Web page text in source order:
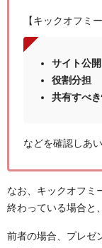
【キックオフミ
サイト公
役割分担
共有すべ
などを確認しあ
なお、キックオフミ
終わっている場合と
前者の場合、プレゼ